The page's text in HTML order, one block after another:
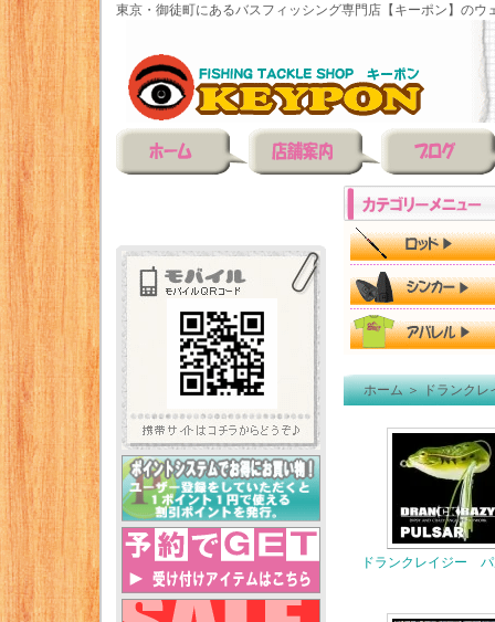
東京・御徒町にあるバスフィッシング専門店【キーポン】のウ
ホーム＞ドランクレ
ドランクレイジー